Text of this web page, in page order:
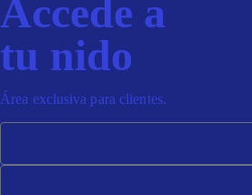
Accede a
tu nido
Área exclusiva para clientes.